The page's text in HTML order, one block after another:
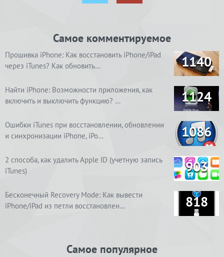
Самое комментируемое
Прошивка iPhone: Как восстановить iPhone/iPad
через iTunes? Как обновить…
1140
Найти iPhone: Возможности приложения, как
включить и выключить функцию? …
1124
Ошибки iTunes при восстановлении, обновлении
и синхронизации iPhone, iPo…
1086
2 способа, как удалить Apple ID (учетную запись
iTunes)
903
Бесконечный Recovery Mode: Как вывести
iPhone/iPad из петли восстановлен…
818
Самое популярное